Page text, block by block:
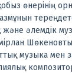
өнерінің
және әлемдік
музыка мен